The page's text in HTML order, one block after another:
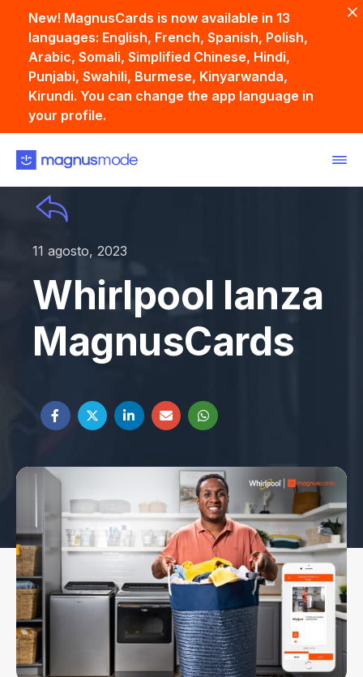
New! MagnusCards is now available in 13
languages: English, French, Spanish, Polish,
Arabic, Somali, Simplified Chinese, Hindi,
Punjabi, Swahili, Burmese, Kinyarwanda,
Kirundi. You can change the app language in
your profile.
11 agosto, 2023
Whirlpool lanza
MagnusCards